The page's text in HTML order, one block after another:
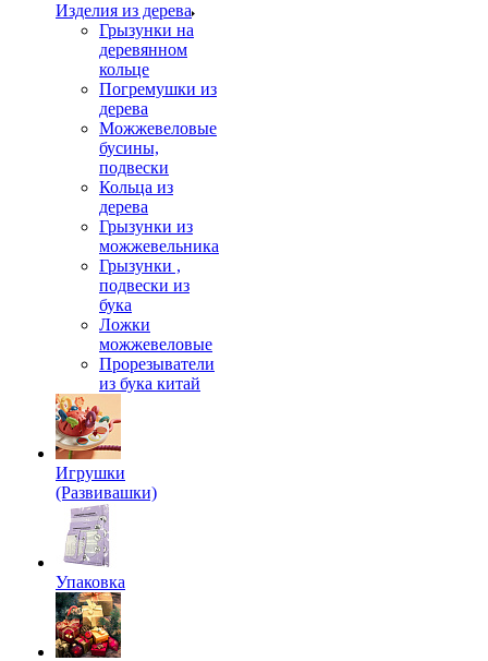
Изделия из дерева
Грызунки на
деревянном
кольце
Погремушки из
дерева
Можжевеловые
бусины,
подвески
Кольца из
дерева
Грызунки из
можжевельника
Грызунки ,
подвески из
бука
Ложки
можжевеловые
Прорезыватели
из бука китай
Игрушки
(Развивашки)
Упаковка